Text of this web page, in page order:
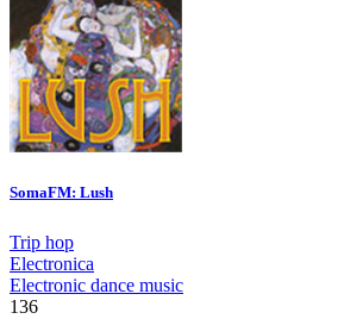
SomaFM: Lush
Trip hop
Electronica
Electronic dance music
136